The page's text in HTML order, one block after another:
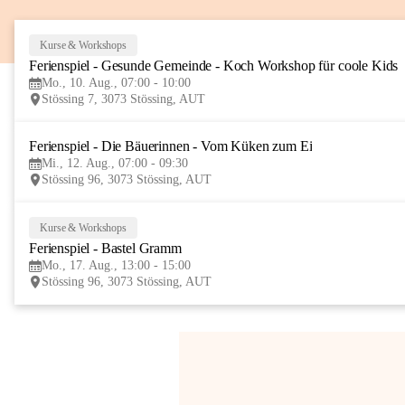
Kurse & Workshops
Ferienspiel - Gesunde Gemeinde - Koch Workshop für coole Kids
Mo., 10. Aug., 07:00 - 10:00
Stössing 7, 3073 Stössing, AUT
Ferienspiel - Die Bäuerinnen - Vom Küken zum Ei
Mi., 12. Aug., 07:00 - 09:30
Stössing 96, 3073 Stössing, AUT
Kurse & Workshops
Ferienspiel - Bastel Gramm
Mo., 17. Aug., 13:00 - 15:00
Stössing 96, 3073 Stössing, AUT